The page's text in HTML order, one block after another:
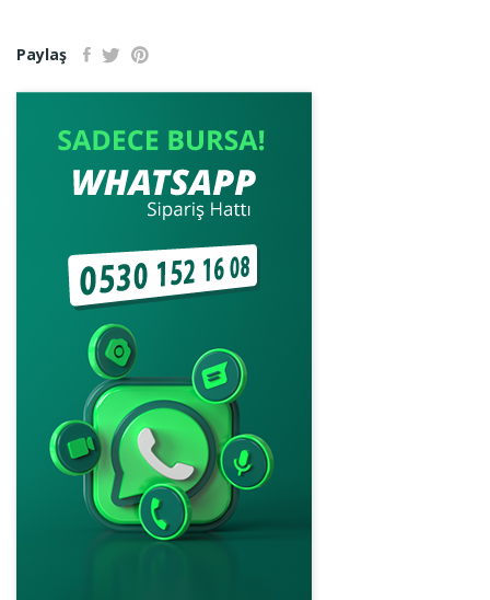
Paylaş